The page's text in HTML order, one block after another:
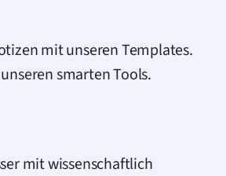
mit unseren Templates.
smarten Tools.
mit wissenschaftlich